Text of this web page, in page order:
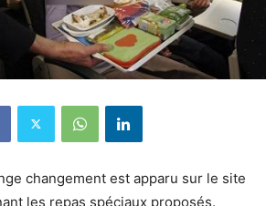
changement est apparu sur le site
les repas spéciaux proposés.